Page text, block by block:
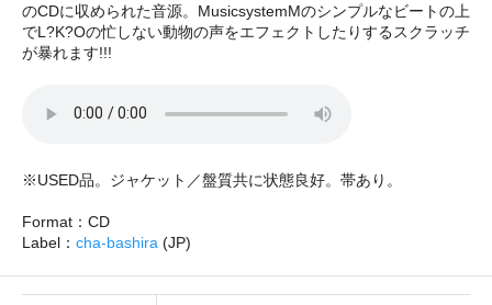
のCDに収められた音源。MusicsystemMのシンプルなビートの上
でL?K?Oの忙しない動物の声をエフェクトしたりするスクラッチ
が暴れます!!!
※USED品。ジャケット／盤質共に状態良好。帯あり。
Format：CD
Label： cha-bashira (JP)